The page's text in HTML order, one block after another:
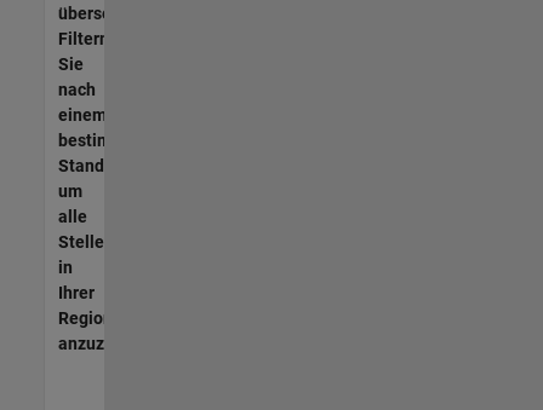
übersetzt.
Filtern
Sie
nach
einem
bestimmten
Standort,
um
alle
Stellenangebote
in
Ihrer
Region
anzuzeigen.